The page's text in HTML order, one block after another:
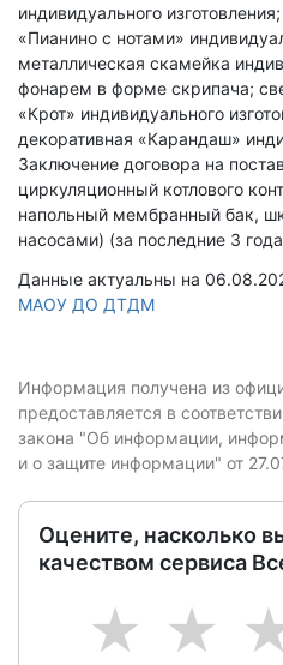
индивидуального
«Пианино с нотами»
металлическая скамейка
фонарем в форме скрипача;
«Крот» индивидуального
декоративная «Карандаш»
Заключение договора на
циркуляционный котлового
напольный мембранный бак,
насосами) (за последние 3
Данные актуальны на
МАОУ ДО ДТДМ
Информация получена из
предоставляется в
закона "Об информации,
и о защите информации" от
Оцените, насколько
качеством сервиса
3
2
1